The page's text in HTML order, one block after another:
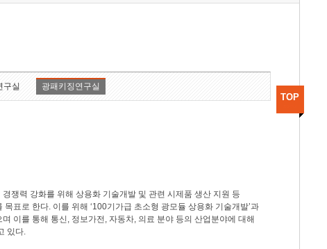
기획본부
구실 광패키징연구실
쟁력 강화를 위해 상용화 기술개발 및 관련 시제품 생산 지원 등
표로 한다. 이를 위해 ‘100기가급 초소형 광모듈 상용화 기술개발’과
이를 통해 통신, 정보가전, 자동차, 의료 분야 등의 산업분야에 대해
있다.
TOP